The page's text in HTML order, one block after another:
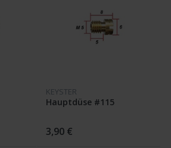
KEYSTER
Hauptdüse #115
3,90 €